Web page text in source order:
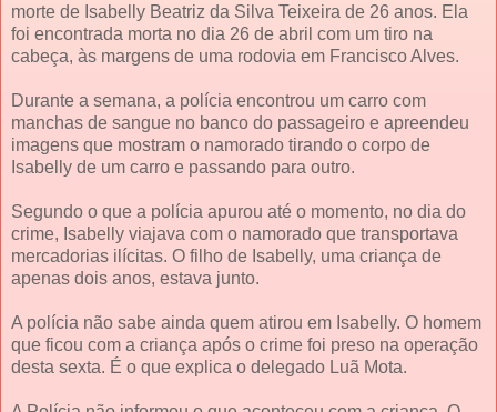
morte de Isabelly Beatriz da Silva Teixeira de 26 anos. Ela
foi encontrada morta no dia 26 de abril com um tiro na
cabeça, às margens de uma rodovia em Francisco Alves.
Durante a semana, a polícia encontrou um carro com
manchas de sangue no banco do passageiro e apreendeu
imagens que mostram o namorado tirando o corpo de
Isabelly de um carro e passando para outro.
Segundo o que a polícia apurou até o momento, no dia do
crime, Isabelly viajava com o namorado que transportava
mercadorias ilícitas. O filho de Isabelly, uma criança de
apenas dois anos, estava junto.
A polícia não sabe ainda quem atirou em Isabelly. O homem
que ficou com a criança após o crime foi preso na operação
desta sexta. É o que explica o delegado Luã Mota.